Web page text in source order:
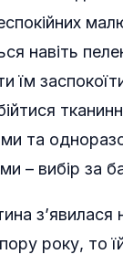
навіть
їм
та
– вибір за
з’явилася
року, то